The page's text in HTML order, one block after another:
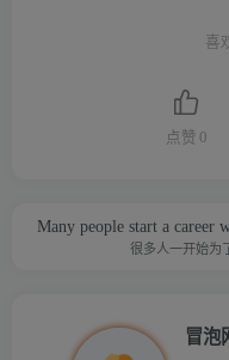
喜
点赞 0
Many people start a career
很多人一开始为
冒泡